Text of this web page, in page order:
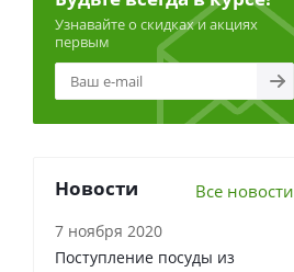
Узнавайте о скидках и акциях
первым
Новости Все новости
7 ноября 2020
Поступление посуды из